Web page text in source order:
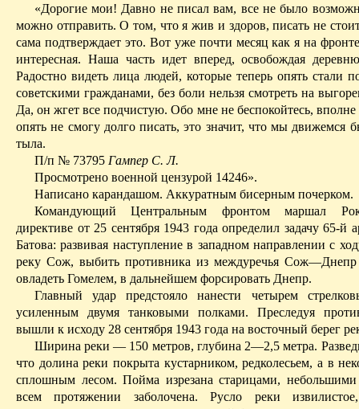
«Дорогие мои! Давно не писал вам, все не было
можно отправить. О том, что я жив и здоров, писать не
сама подтверждает это. Вот уже почти месяц как я на
интересная. Наша часть идет вперед, освобождая
Радостно видеть лица людей, которые теперь опять стали
советскими гражданами, без боли нельзя смотреть на
Да, он жгет всеподчистую. Обо мне не беспокойтесь,
опять не смогу долго писать, это значит, что мы движемся
тыла.
П/п № 73795 Гампер С. Л.
Просмотрено военной цензурой 14246».
Написано карандашом. Аккуратным бисерным почерком.
Командующий Центральным фронтом маршал
директиве от 25 сентября 1943 года определил задачу 65-й
Батова: развивая наступление в западном направлении с
реку Сож, выбить противника из междуречья
овладеть Гомелем, в дальнейшем форсировать Днепр.
Главный удар предстояло нанести четырем
усиленным двумя танковыми полками. Преследуя
вышли к исходу 28 сентября 1943 года на восточный берег
Ширина реки — 150 метров, глубина 2—2,5 метра.
что долина реки покрыта кустарником, редколесьем, а в
сплошным лесом. Пойма изрезана старицами,
всем протяжении заболочена. Русло реки